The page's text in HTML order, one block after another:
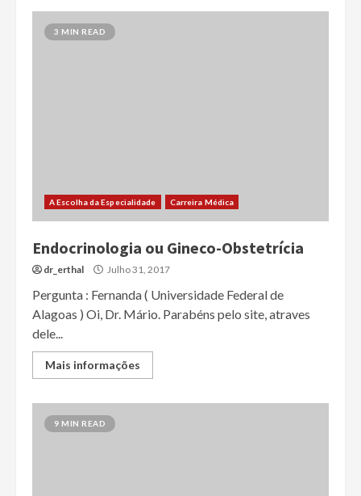
3 MIN READ
A Escolha da Especialidade Carreira Médica
Endocrinologia ou Gineco-Obstetrícia
dr_erthal Julho 31, 2017
Pergunta : Fernanda ( Universidade Federal de
Alagoas ) Oi, Dr. Mário. Parabéns pelo site, atraves
dele...
Mais informações
9 MIN READ